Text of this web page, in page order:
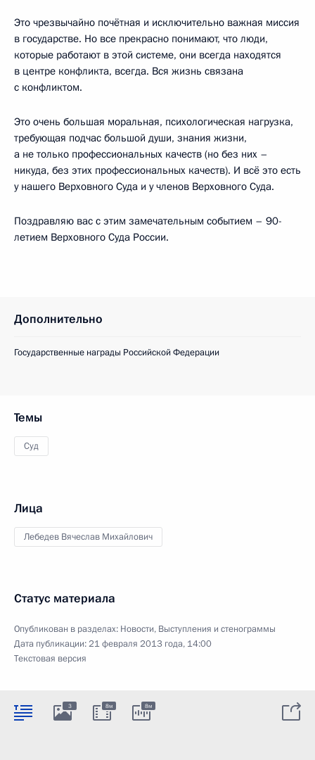
Это чрезвычайно почётная и исключительно важная миссия
в государстве. Но все прекрасно понимают, что люди,
которые работают в этой системе, они всегда находятся
в центре конфликта, всегда. Вся жизнь связана
с конфликтом.
Это очень большая моральная, психологическая нагрузка,
требующая подчас большой души, знания жизни,
а не только профессиональных качеств (но без них –
никуда, без этих профессиональных качеств). И всё это есть
у нашего Верховного Суда и у членов Верховного Суда.
Поздравляю вас с этим замечательным событием – 90-
летием Верховного Суда России.
Дополнительно
Государственные награды Российской Федерации
Темы
Суд
Лица
Лебедев Вячеслав Михайлович
Статус материала
Опубликован в разделах: Новости, Выступления и стенограммы
Дата публикации:21 февраля 2013 года, 14:00
Текстовая версия
3 8м 8м